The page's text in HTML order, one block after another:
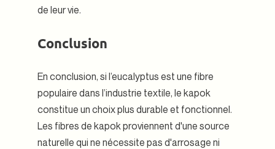
de leur vie.
Conclusion
En conclusion, si l’eucalyptus est une fibre
populaire dans l’industrie textile, le kapok
constitue un choix plus durable et fonctionnel.
Les fibres de kapok proviennent d'une source
naturelle qui ne nécessite pas d'arrosage ni